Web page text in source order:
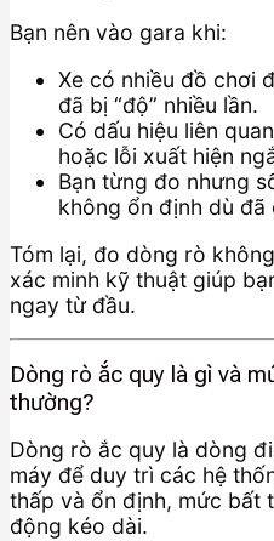
Bạn nên vào gara khi:
Xe có nhiều đồ chơi
đã bị “độ” nhiều lần.
Có dấu hiệu liên
hoặc lỗi xuất hiện
Bạn từng đo nhưng
không ổn định dù đã
Tóm lại, đo dòng rò
xác minh kỹ thuật giúp
ngay từ đầu.
Dòng rò ắc quy là gì và
thường?
Dòng rò ắc quy là dòng
máy để duy trì các hệ
thấp và ổn định, mức bất
động kéo dài.